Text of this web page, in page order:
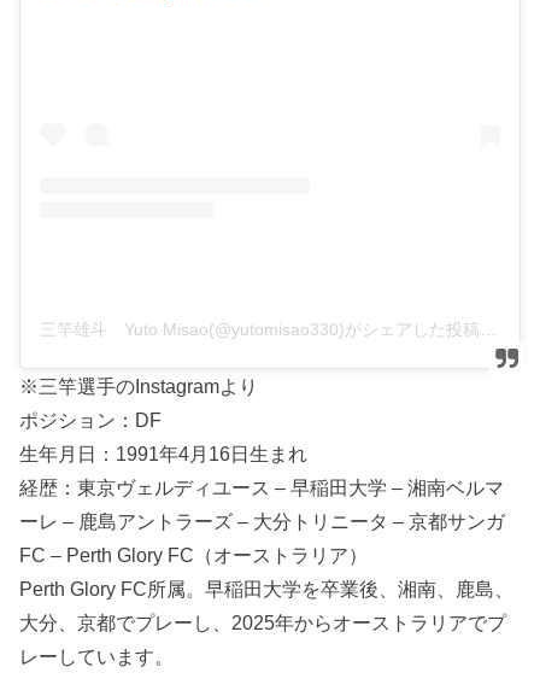
※三竿選手のInstagramより
ポジション：DF
生年月日：1991年4月16日生まれ
経歴：東京ヴェルディユース – 早稲田大学 – 湘南ベルマ
ーレ – 鹿島アントラーズ – 大分トリニータ – 京都サンガ
FC – Perth Glory FC（オーストラリア）
Perth Glory FC所属。早稲田大学を卒業後、湘南、鹿島、
大分、京都でプレーし、2025年からオーストラリアでプ
レーしています。